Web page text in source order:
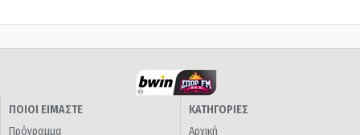
ΠΟΙΟΙ ΕΙΜΑΣΤΕ
Πρόγραμμα
ΚΑΤΗΓΟΡΙΕΣ
Αρχική